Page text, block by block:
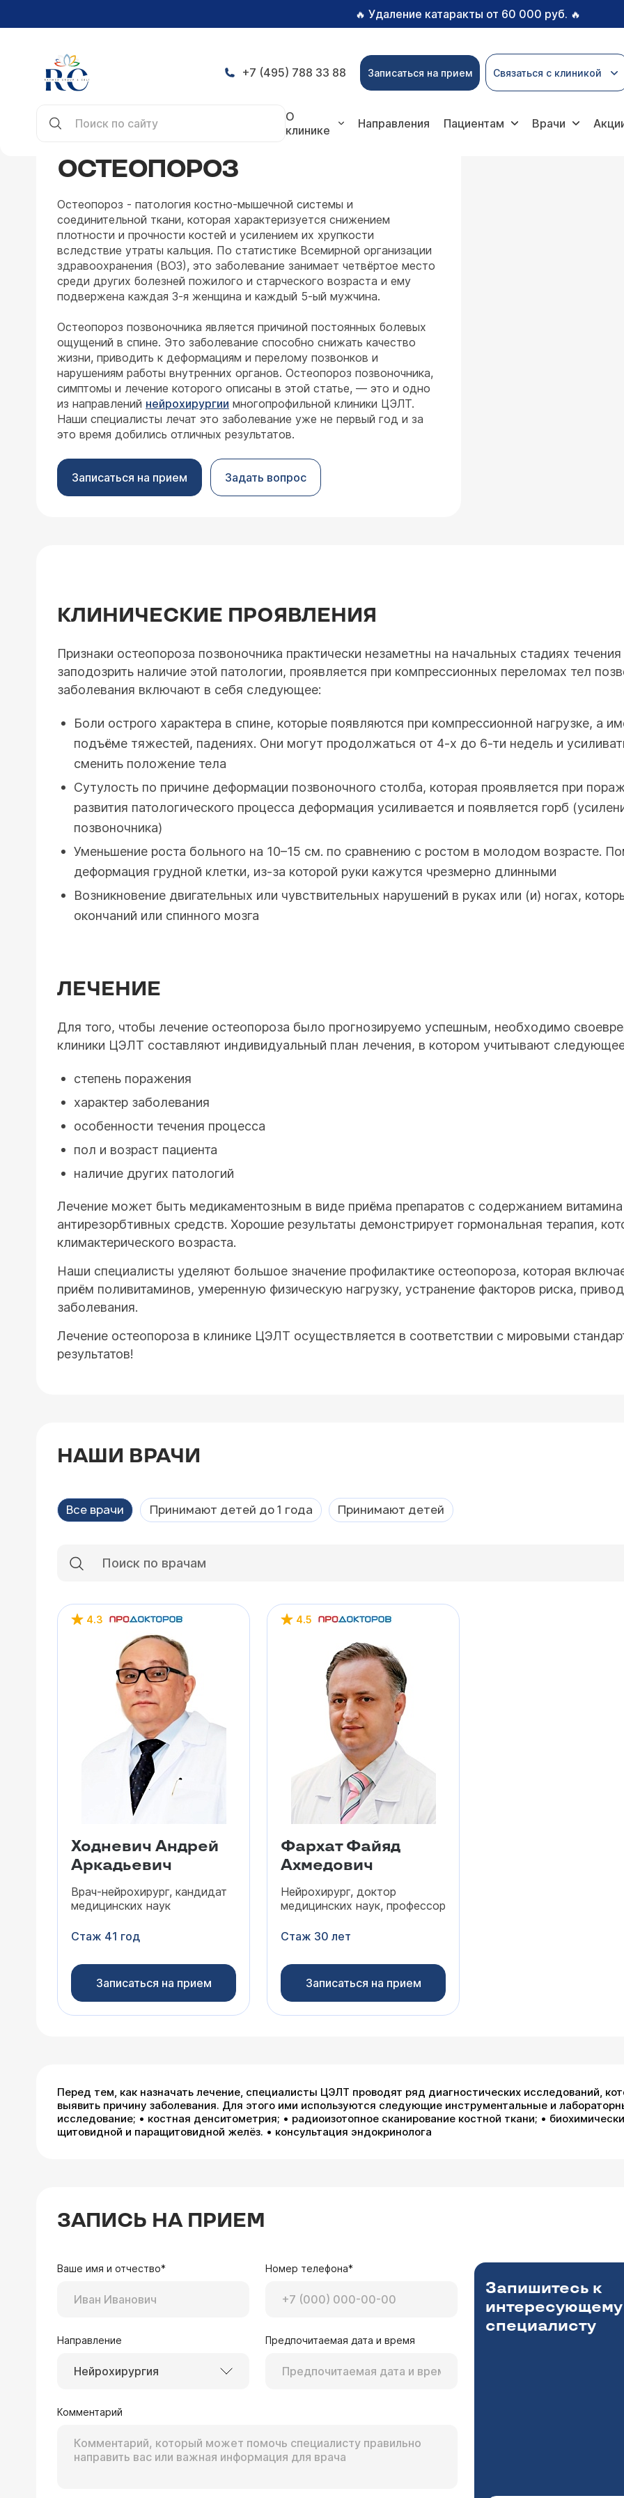
🔥 Удаление катаракты от 60 000 руб. 🔥
+7 (495) 788 33 88 Записаться на прием Связаться с клиникой
О
клинике
Направления Пациентам Врачи
ОСТЕОПОРОЗ
Остеопороз - патология костно-мышечной системы и
соединительной ткани, которая характеризуется снижением
плотности и прочности костей и усилением их хрупкости
вследствие утраты кальция. По статистике Всемирной организации
здравоохранения (ВОЗ), это заболевание занимает четвёртое место
среди других болезней пожилого и старческого возраста и ему
подвержена каждая 3-я женщина и каждый 5-ый мужчина.
Остеопороз позвоночника является причиной постоянных болевых
ощущений в спине. Это заболевание способно снижать качество
жизни, приводить к деформациям и перелому позвонков и
нарушениям работы внутренних органов. Остеопороз позвоночника,
симптомы и лечение которого описаны в этой статье, — это и одно
из направлений нейрохирургии многопрофильной клиники ЦЭЛТ.
Наши специалисты лечат это заболевание уже не первый год и за
это время добились отличных результатов.
Записаться на прием Задать вопрос
КЛИНИЧЕСКИЕ ПРОЯВЛЕНИЯ
Признаки остеопороза позвоночника практически незаметны на начальных стадиях
заподозрить наличие этой патологии, проявляется при компрессионных переломах тел
заболевания включают в себя следующее:
Боли острого характера в спине, которые появляются при компрессионной нагрузке, а
подъёме тяжестей, падениях. Они могут продолжаться от 4-х до 6-ти недель и
сменить положение тела
Сутулость по причине деформации позвоночного столба, которая проявляется при
развития патологического процесса деформация усиливается и появляется горб
позвоночника)
Уменьшение роста больного на 10–15 см. по сравнению с ростом в молодом возрасте.
деформация грудной клетки, из-за которой руки кажутся чрезмерно длинными
Возникновение двигательных или чувствительных нарушений в руках или (и) ногах,
окончаний или спинного мозга
ЛЕЧЕНИЕ
Для того, чтобы лечение остеопороза было прогнозируемо успешным, необходимо
клиники ЦЭЛТ составляют индивидуальный план лечения, в котором учитывают
степень поражения
характер заболевания
особенности течения процесса
пол и возраст пациента
наличие других патологий
Лечение может быть медикаментозным в виде приёма препаратов с содержанием витамина
антирезорбтивных средств. Хорошие результаты демонстрирует гормональная терапия,
климактерического возраста.
Наши специалисты уделяют большое значение профилактике остеопороза, которая
приём поливитаминов, умеренную физическую нагрузку, устранение факторов риска,
заболевания.
Лечение остеопороза в клинике ЦЭЛТ осуществляется в соответствии с мировыми
результатов!
НАШИ ВРАЧИ
Все врачи Принимают детей до 1 года Принимают детей
4.3
Ходневич Андрей
Аркадьевич
Врач-нейрохирург, кандидат
медицинских наук
Стаж 41 год
Записаться на прием
4.5
Фархат Файяд
Ахмедович
Нейрохирург, доктор
медицинских наук, профессор
Стаж 30 лет
Записаться на прием
Перед тем, как назначать лечение, специалисты ЦЭЛТ проводят ряд диагностических исследований,
выявить причину заболевания. Для этого ими используются следующие инструментальные и
исследование; • костная денситометрия; • радиоизотопное сканирование костной ткани; •
щитовидной и паращитовидной желёз. • консультация эндокринолога
ЗАПИСЬ НА ПРИЕМ
Ваше имя и отчество* Номер телефона*
Направление
Нейрохирургия
Предпочитаемая дата и время
Комментарий
Запишитесь к
интересующему
специалисту